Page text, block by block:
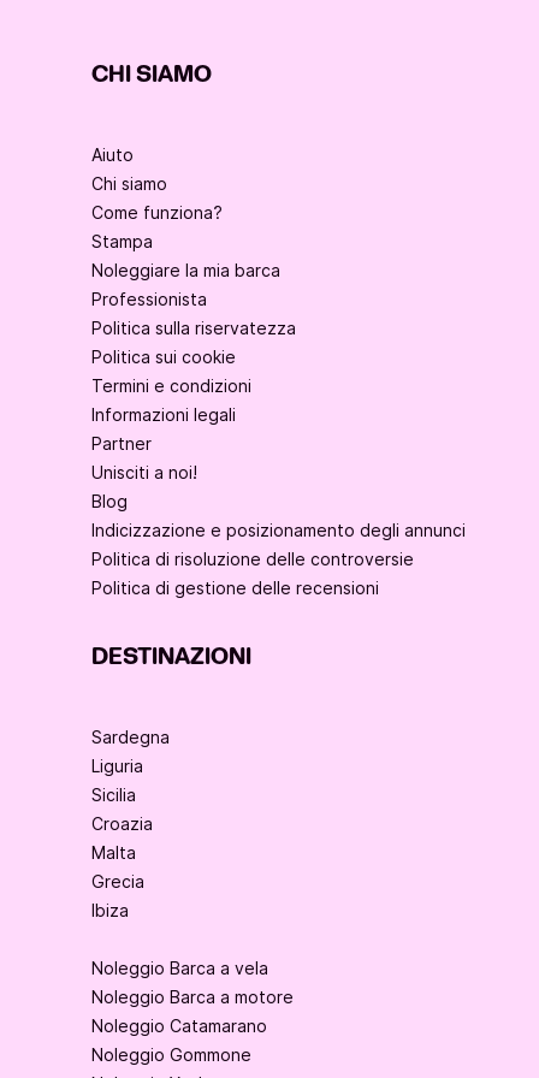
CHI SIAMO
Aiuto
Chi siamo
Come funziona?
Stampa
Noleggiare la mia barca
Professionista
Politica sulla riservatezza
Politica sui cookie
Termini e condizioni
Informazioni legali
Partner
Unisciti a noi!
Blog
Indicizzazione e posizionamento degli annunci
Politica di risoluzione delle controversie
Politica di gestione delle recensioni
DESTINAZIONI
Sardegna
Liguria
Sicilia
Croazia
Malta
Grecia
Ibiza
Noleggio Barca a vela
Noleggio Barca a motore
Noleggio Catamarano
Noleggio Gommone